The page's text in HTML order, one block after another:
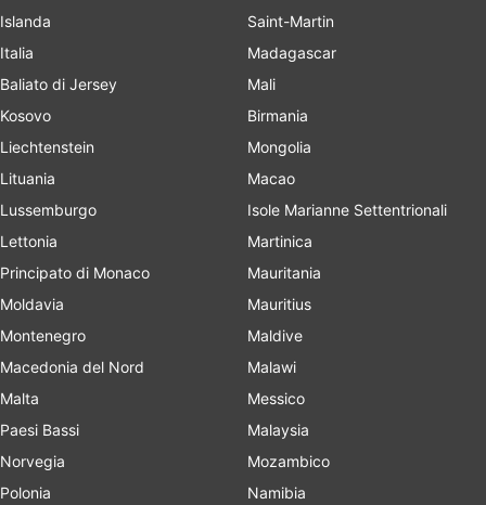
Islanda
Italia
Baliato di Jersey
Kosovo
Liechtenstein
Lituania
Lussemburgo
Lettonia
Principato di Monaco
Moldavia
Montenegro
Macedonia del Nord
Malta
Paesi Bassi
Norvegia
Polonia
Saint-Martin
Madagascar
Mali
Birmania
Mongolia
Macao
Isole Marianne Settentrionali
Martinica
Mauritania
Mauritius
Maldive
Malawi
Messico
Malaysia
Mozambico
Namibia